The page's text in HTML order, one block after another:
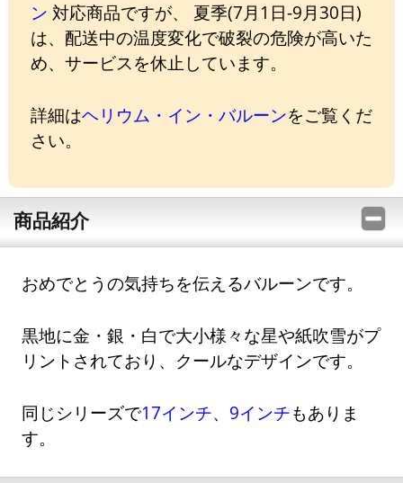
ン 対応商品ですが、 夏季(7月1日-9月30日)
は、配送中の温度変化で破裂の危険が高いた
め、サービスを休止しています。
詳細はヘリウム・イン・バルーンをご覧くだ
さい。
商品紹介
おめでとうの気持ちを伝えるバルーンです。
黒地に金・銀・白で大小様々な星や紙吹雪がプ
リントされており、クールなデザインです。
同じシリーズで17インチ、 9インチもありま
す。